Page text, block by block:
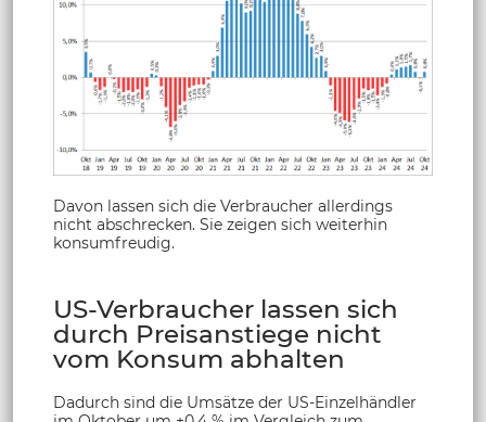
Davon lassen sich die Verbraucher allerdings
nicht abschrecken. Sie zeigen sich weiterhin
konsumfreudig.
US-Verbraucher lassen sich
durch Preisanstiege nicht
vom Konsum abhalten
Dadurch sind die Umsätze der US-Einzelhändler